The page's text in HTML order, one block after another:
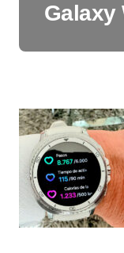
Galaxy